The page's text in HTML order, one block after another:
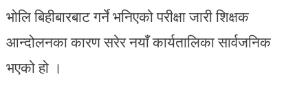
भोलि बिहीबारबाट गर्ने भनिएको परीक्षा जारी शिक्षक
आन्दोलनका कारण सरेर नयाँ कार्यतालिका सार्वजनिक
भएको हो ।